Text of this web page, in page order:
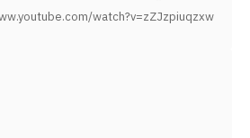
watch?v=zZJzpiuqzxw